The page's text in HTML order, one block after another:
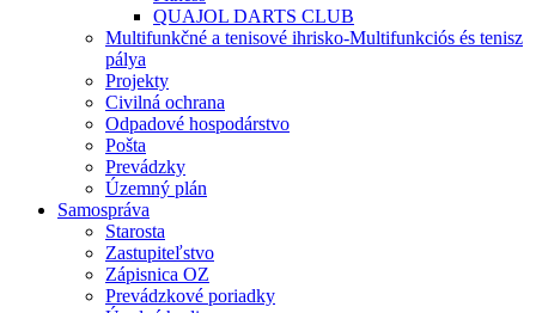
QUAJOL DARTS CLUB
Multifunkčné a tenisové ihrisko-Multifunkciós és tenisz
pálya
Projekty
Civilná ochrana
Odpadové hospodárstvo
Pošta
Prevádzky
Územný plán
Samospráva
Starosta
Zastupiteľstvo
Zápisnica OZ
Prevádzkové poriadky